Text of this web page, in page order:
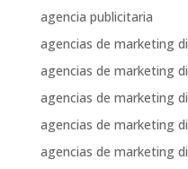
agencia publicitaria
agencias de marketing
agencias de marketing
agencias de marketing
agencias de marketing
agencias de marketing